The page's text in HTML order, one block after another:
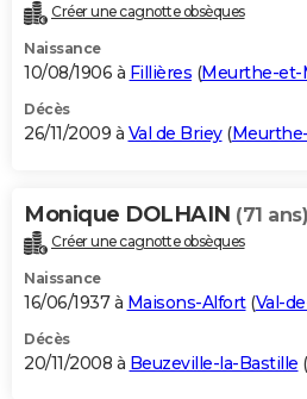
Créer une cagnotte obsèques
Naissance
10/08/1906 à Fillières (Meurthe-et-
Décès
26/11/2009 à Val de Briey(
Monique DOLHAIN (71 ans)
Créer une cagnotte obsèques
Naissance
16/06/1937 à Maisons-Alfort(Val-
Décès
20/11/2008 à Beuzeville-la-Bastille (